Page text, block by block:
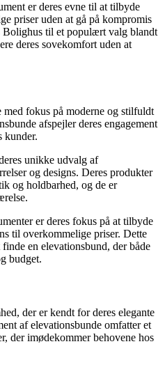
er deres evne til at tilbyde
priser uden at gå på kompromis
Bolighus til et populært valg blandt
deres sovekomfort uden at
fokus på moderne og stilfuldt
afspejler deres engagement
kunder.
unikke udvalg af
og designs. Deres produkter
og holdbarhed, og de er
er deres fokus på at tilbyde
til overkommelige priser. Dette
en elevationsbund, der både
budget.
der er kendt for deres elegante
af elevationsbunde omfatter et
der imødekommer behovene hos